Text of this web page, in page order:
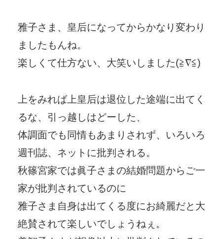
雅子さま、皇后になってからかなり変わり
ましたもんね。
楽しくて仕方ない、大笑いしました(≧∇≦)
上をみれば上皇后は退位した途端に出てく
るな、引っ越しはどーした、
体調面でも同情もあまりされず、いろいろ
週刊誌、ネットに批判される。
秋篠宮家では眞子さまの結婚問題からご一
家が批判されているのに
雅子さま自身は出てくる度にお綺麗だと大
絶賛されて楽しいでしょうねぇ。